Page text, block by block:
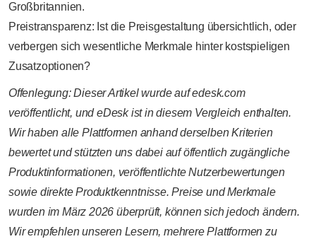
Großbritannien.
Preistransparenz: Ist die Preisgestaltung übersichtlich, oder
verbergen sich wesentliche Merkmale hinter kostspieligen
Zusatzoptionen?
Offenlegung: Dieser Artikel wurde auf edesk.com
veröffentlicht, und eDesk ist in diesem Vergleich enthalten.
Wir haben alle Plattformen anhand derselben Kriterien
bewertet und stützten uns dabei auf öffentlich zugängliche
Produktinformationen, veröffentlichte Nutzerbewertungen
sowie direkte Produktkenntnisse. Preise und Merkmale
wurden im März 2026 überprüft, können sich jedoch ändern.
Wir empfehlen unseren Lesern, mehrere Plattformen zu